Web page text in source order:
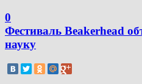
0
Фестиваль Beakerhead
науку